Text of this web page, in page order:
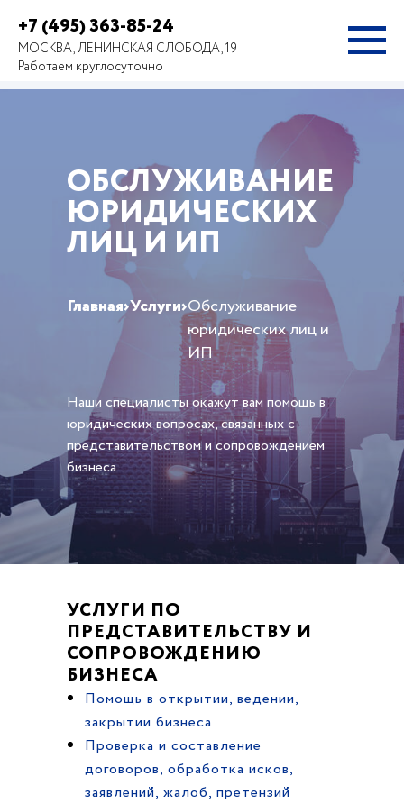
+7 (495) 363-85-24
МОСКВА, ЛЕНИНСКАЯ СЛОБОДА, 19
Работаем круглосуточно
ОБСЛУЖИВАНИЕ
ЮРИДИЧЕСКИХ
ЛИЦ И ИП
Главная›Услуги›Обслуживание
юридических лиц и
ИП
Наши специалисты окажут вам помощь в
юридических вопросах, связанных с
представительством и сопровождением
бизнеса
УСЛУГИ ПО
ПРЕДСТАВИТЕЛЬСТВУ И
СОПРОВОЖДЕНИЮ
БИЗНЕСА
Помощь в открытии, ведении,
закрытии бизнеса
Проверка и составление
договоров, обработка исков,
заявлений, жалоб, претензий